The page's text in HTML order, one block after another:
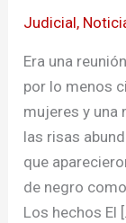
Judicial,
Era una
por lo menos
mujeres y una
las risas
que
de negro
Los hechos El
Cúcuta: